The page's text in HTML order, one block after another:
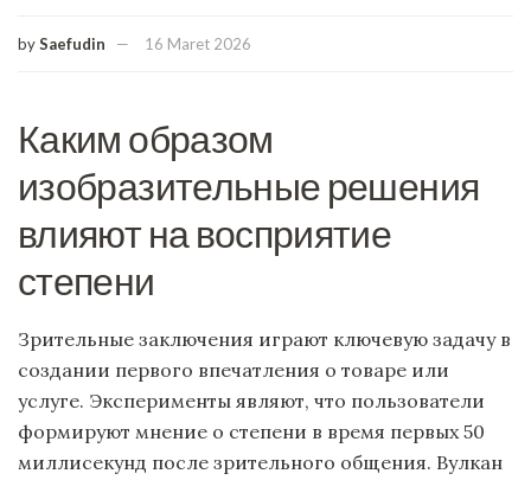
bySaefudin 16 Maret 2026
Каким образом
изобразительные решения
влияют на восприятие
степени
Зрительные заключения играют ключевую задачу в
создании первого впечатления о товаре или
услуге. Эксперименты являют, что пользователи
формируют мнение о степени в время первых 50
миллисекунд после зрительного общения. Вулкан